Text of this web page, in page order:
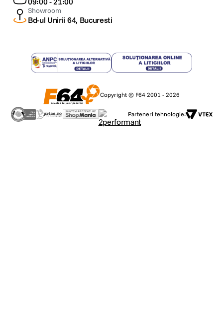
Showroom
Bd-ul Unirii 64, Bucuresti
Copyright © F64 2001 - 2026
Parteneri tehnologie: